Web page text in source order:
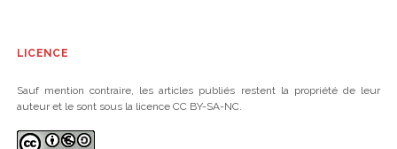
LICENCE
Sauf mention contraire, les articles publiés restent la propriété de leur
auteur et le sont sous la licence CC BY-SA-NC.